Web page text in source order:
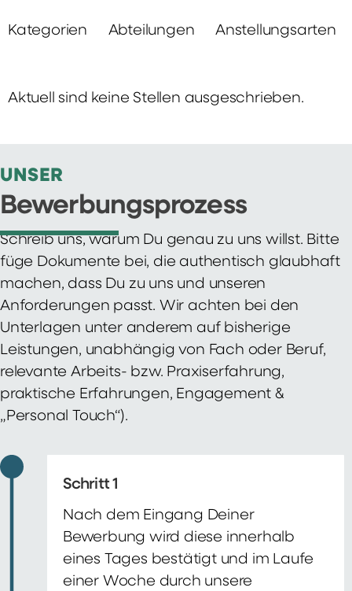
Kategorien Abteilungen Anstellungsarten
Aktuell sind keine Stellen ausgeschrieben.
UNSER
Bewerbungsprozess
Schreib uns, warum Du genau zu uns willst. Bitte
füge Dokumente bei, die authentisch glaubhaft
machen, dass Du zu uns und unseren
Anforderungen passt. Wir achten bei den
Unterlagen unter anderem auf bisherige
Leistungen, unabhängig von Fach oder Beruf,
relevante Arbeits- bzw. Praxiserfahrung,
praktische Erfahrungen, Engagement &
„Personal Touch“).
Schritt 1
Nach dem Eingang Deiner
Bewerbung wird diese innerhalb
eines Tages bestätigt und im Laufe
einer Woche durch unsere